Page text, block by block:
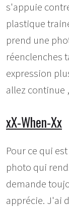
s'appuie
plastique
prend une
réenclenches
expression
allez continue
xX-When-Xx
Pour ce qui
photo qui
demande
apprécie. J'ai